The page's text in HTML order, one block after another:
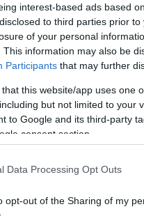
interest-based ads based
to third parties prior
of your personal
This information may also be
Participants that may further
that this website/app uses one
but not limited to your
to Google and its third-party
consent section.
Data Processing Opt Outs
opt-out of the Sharing of my
döntött arról,
is egyedülálló
azért jött létre,
és
Évről évre 3
fiatalnak nyújtott
a támogatási
zsugorodik. Ez azt
ez a program